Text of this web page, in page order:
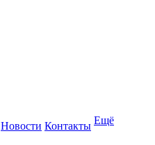
Новости Контакты Ещё